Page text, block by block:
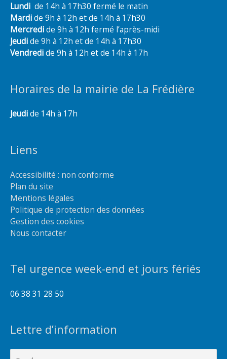
Lundi de 14h à 17h30 fermé le matin
Mardide 9h à 12h et de 14h à 17h30
Mercredide 9h à 12h fermé l’après-midi
Jeudide 9h à 12h et de 14h à 17h30
Vendredide 9h à 12h et de 14h à 17h
Horaires de la mairie de La Frédière
Jeudide 14h à 17h
Liens
Accessibilité : non conforme
Plan du site
Mentions légales
Politique de protection des données
Gestion des cookies
Nous contacter
Tel urgence week-end et jours fériés
06 38 31 28 50
Lettre d’information